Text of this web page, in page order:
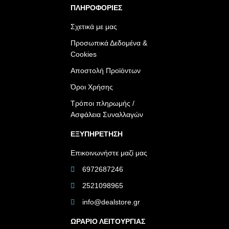
ΠΛΗΡΟΦΟΡΙΕΣ
Σχετικά με μας
Προσωπικά Δεδομένα &
Cookies
Αποστολή Προϊόντων
Όροι Χρήσης
Τρόποι πληρωμής /
Ασφάλεια Συναλλαγών
ΕΞΥΠΗΡΕΤΗΣΗ
Επικοινωνήστε μαζί μας
6972687246
2521098965
info@dealstore.gr
ΩΡΑΡΙΟ ΛΕΙΤΟΥΡΓΙΑΣ​